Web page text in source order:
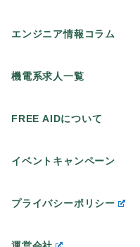
エンジニア情報コラム
機電系求人一覧
FREE AIDについて
イベントキャンペーン
プライバシーポリシー